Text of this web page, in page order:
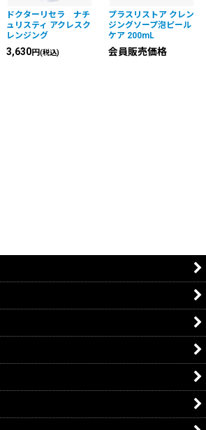
ドクターリセラ ナチ
ュリスティ アクレスク
レンジング
3,630円(税込)
プラスリストア クレン
ジングソープ泡ピール
ケア 200mL
会員販売価格